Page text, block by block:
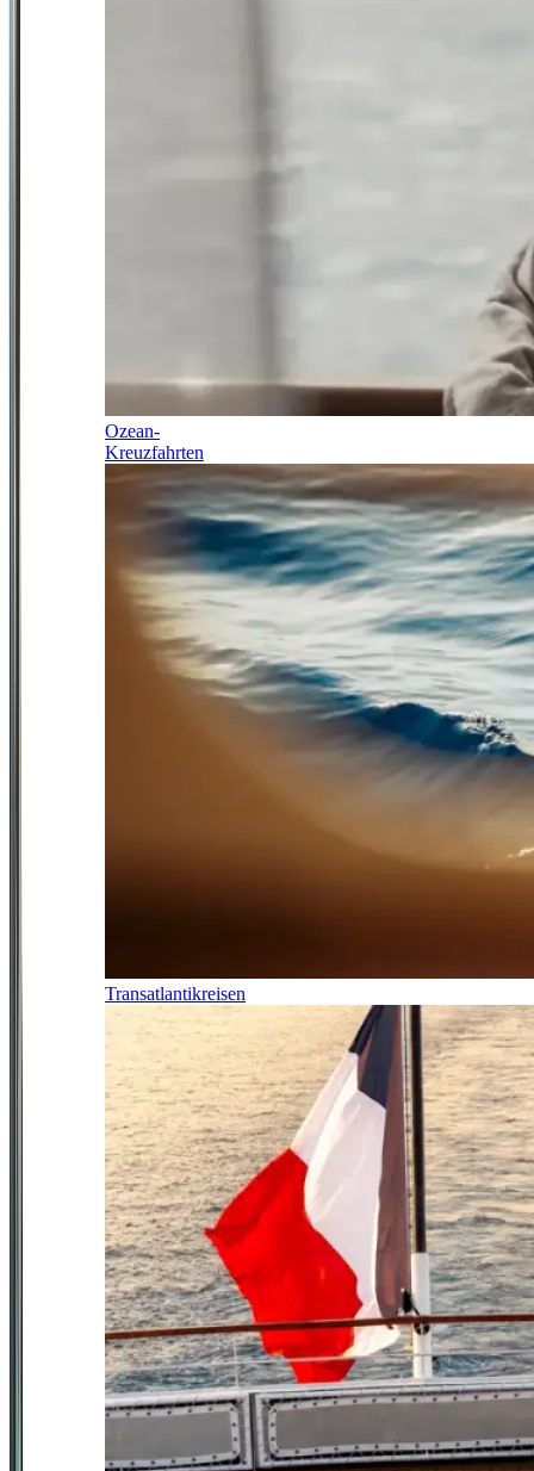
Ozean-
Kreuzfahrten
Transatlantikreisen